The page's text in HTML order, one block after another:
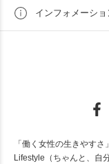
インフォメーショ
「働く女性の生きやす
Lifestyle（ちゃんと、自